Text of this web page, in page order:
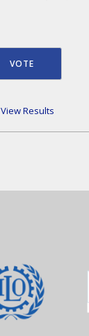
View Results